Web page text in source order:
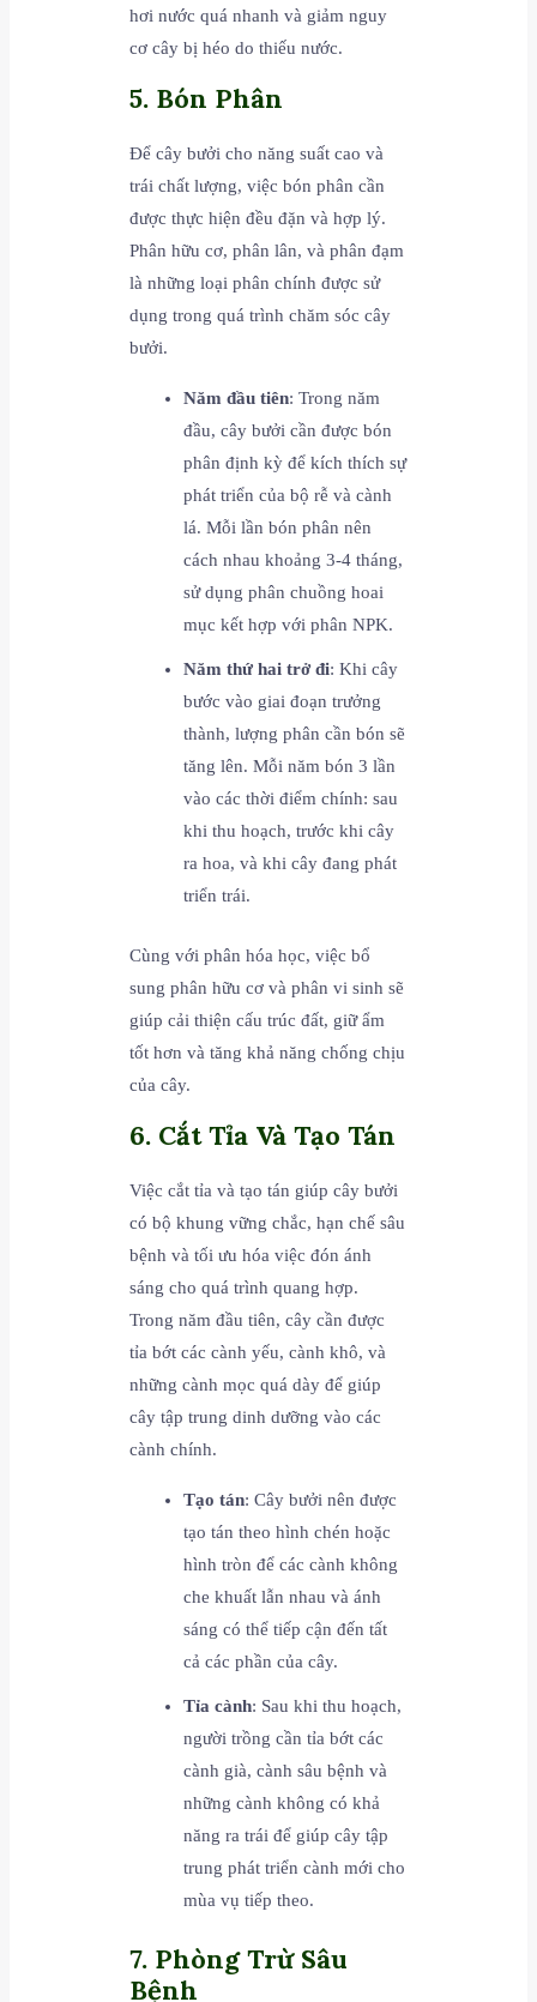
hơi nước quá nhanh và giảm nguy
cơ cây bị héo do thiếu nước.
5. Bón Phân
Để cây bưởi cho năng suất cao và
trái chất lượng, việc bón phân cần
được thực hiện đều đặn và hợp lý.
Phân hữu cơ, phân lân, và phân đạm
là những loại phân chính được sử
dụng trong quá trình chăm sóc cây
bưởi.
Năm đầu tiên: Trong năm
đầu, cây bưởi cần được bón
phân định kỳ để kích thích sự
phát triển của bộ rễ và cành
lá. Mỗi lần bón phân nên
cách nhau khoảng 3-4 tháng,
sử dụng phân chuồng hoai
mục kết hợp với phân NPK.
Năm thứ hai trở đi: Khi cây
bước vào giai đoạn trưởng
thành, lượng phân cần bón sẽ
tăng lên. Mỗi năm bón 3 lần
vào các thời điểm chính: sau
khi thu hoạch, trước khi cây
ra hoa, và khi cây đang phát
triển trái.
Cùng với phân hóa học, việc bổ
sung phân hữu cơ và phân vi sinh sẽ
giúp cải thiện cấu trúc đất, giữ ẩm
tốt hơn và tăng khả năng chống chịu
của cây.
6. Cắt Tỉa Và Tạo Tán
Việc cắt tỉa và tạo tán giúp cây bưởi
có bộ khung vững chắc, hạn chế sâu
bệnh và tối ưu hóa việc đón ánh
sáng cho quá trình quang hợp.
Trong năm đầu tiên, cây cần được
tỉa bớt các cành yếu, cành khô, và
những cành mọc quá dày để giúp
cây tập trung dinh dưỡng vào các
cành chính.
Tạo tán: Cây bưởi nên được
tạo tán theo hình chén hoặc
hình tròn để các cành không
che khuất lẫn nhau và ánh
sáng có thể tiếp cận đến tất
cả các phần của cây.
Tỉa cành: Sau khi thu hoạch,
người trồng cần tỉa bớt các
cành già, cành sâu bệnh và
những cành không có khả
năng ra trái để giúp cây tập
trung phát triển cành mới cho
mùa vụ tiếp theo.
7. Phòng Trừ Sâu
Bệnh